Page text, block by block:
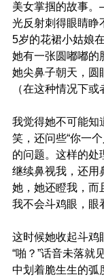
美女掌掴的故事
光反射刺得眼睛睁
5岁的花裙小姑娘在
她有一张圆嘟嘟的
她尖鼻子朝天，圆
（在这种情况下
我觉得她不可能知
笑，还问些“你一个
的问题。这样的处
继续鼻视我，还用
她，她还瞪我，而
我不会斗鸡眼，眼
这时候她收起斗鸡
“啪？”话音未落就
中划着脆生生的弧